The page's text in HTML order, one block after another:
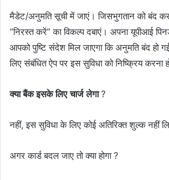
मैडेट/अनुमति सूची में जाएं। जिसभुगतान को बंद
“निरस्त करें” का विकल्प दबाएं। अपना यूपीआई
आपको पुष्टि संदेश मिल जाएगा कि अनुमति बंद
लिए संबंधित ऐप पर इस सुविधा को निष्क्रिय करना
क्या बैंक इसके लिए चार्ज लेगा?
नहीं, इस सुविधा के लिए कोई अतिरिक्त शुल्क नहीं
अगर कार्ड बदल जाए तो क्या होगा ?